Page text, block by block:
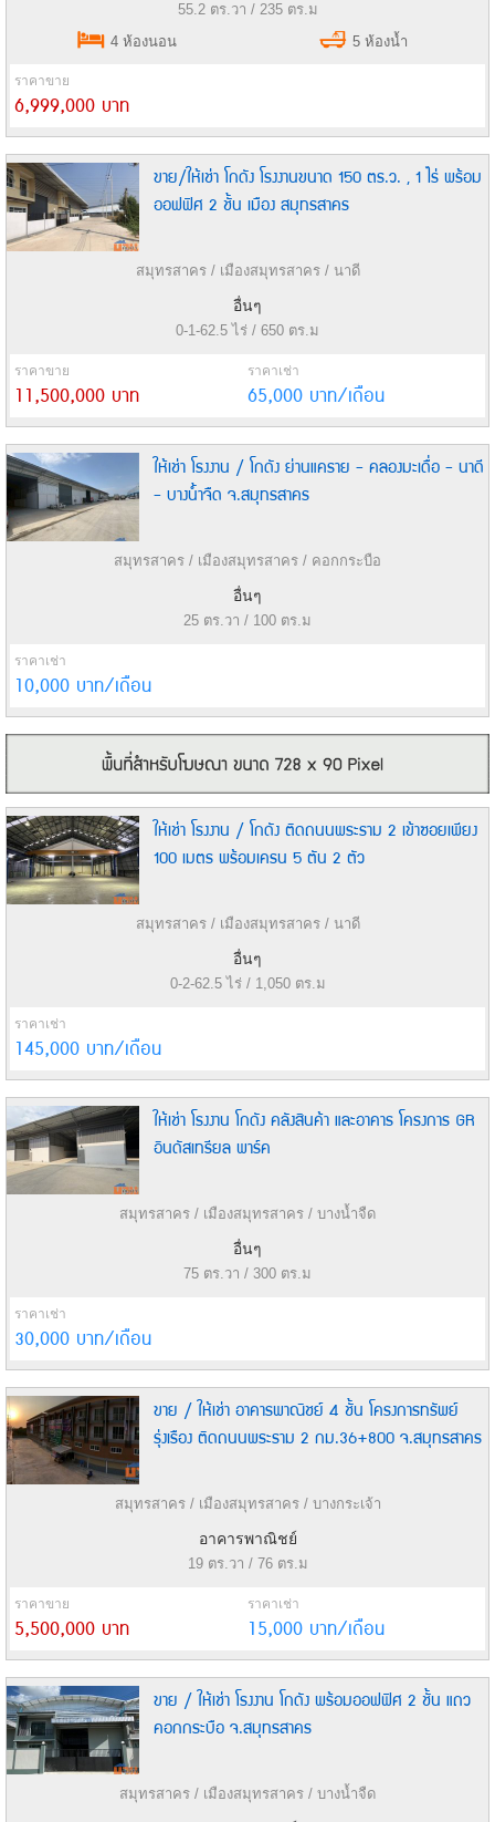
55.2 ตร.วา / 235 ตร.ม
4 ห้องนอน
5 ห้องน้ำ
ราคาขาย
6,999,000 บาท
ขาย/ให้เช่า โกดัง โรงงานขนาด 150 ตร.ว. , 1 ไร่ พร้อม
ออฟฟิศ 2 ชั้น เมือง สมุทรสาคร
สมุทรสาคร / เมืองสมุทรสาคร / นาดี
อื่นๆ
0-1-62.5 ไร่ / 650 ตร.ม
ราคาขาย
11,500,000 บาท
ราคาเช่า
65,000 บาท/เดือน
ให้เช่า โรงงาน / โกดัง ย่านแคราย - คลองมะเดื่อ - นาดี
- บางน้ำจืด จ.สมุทรสาคร
สมุทรสาคร / เมืองสมุทรสาคร / คอกกระบือ
อื่นๆ
25 ตร.วา / 100 ตร.ม
ราคาเช่า
10,000 บาท/เดือน
ให้เช่า โรงงาน / โกดัง ติดถนนพระราม 2 เข้าซอยเพียง
100 เมตร พร้อมเครน 5 ตัน 2 ตัว
สมุทรสาคร / เมืองสมุทรสาคร / นาดี
อื่นๆ
0-2-62.5 ไร่ / 1,050 ตร.ม
ราคาเช่า
145,000 บาท/เดือน
ให้เช่า โรงงาน โกดัง คลังสินค้า และอาคาร โครงการ GR
อินดัสเทรียล พาร์ค
สมุทรสาคร / เมืองสมุทรสาคร / บางน้ำจืด
อื่นๆ
75 ตร.วา / 300 ตร.ม
ราคาเช่า
30,000 บาท/เดือน
ขาย / ให้เช่า อาคารพาณิชย์ 4 ชั้น โครงการทรัพย์
รุ่งเรือง ติดถนนพระราม 2 กม.36+800 จ.สมุทรสาคร
สมุทรสาคร / เมืองสมุทรสาคร / บางกระเจ้า
อาคารพาณิชย์
19 ตร.วา / 76 ตร.ม
ราคาขาย
5,500,000 บาท
ราคาเช่า
15,000 บาท/เดือน
ขาย / ให้เช่า โรงงาน โกดัง พร้อมออฟฟิศ 2 ชั้น แถว
คอกกระบือ จ.สมุทรสาคร
สมุทรสาคร / เมืองสมุทรสาคร / บางน้ำจืด